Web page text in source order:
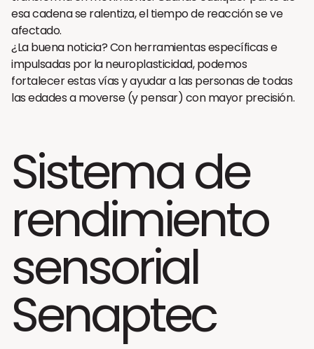
esa cadena se ralentiza, el tiempo de reacción se ve
afectado.
¿La buena noticia? Con herramientas específicas e
impulsadas por la neuroplasticidad, podemos
fortalecer estas vías y ayudar a las personas de todas
las edades a moverse (y pensar) con mayor precisión.
Sistema de
rendimiento
sensorial
Senaptec